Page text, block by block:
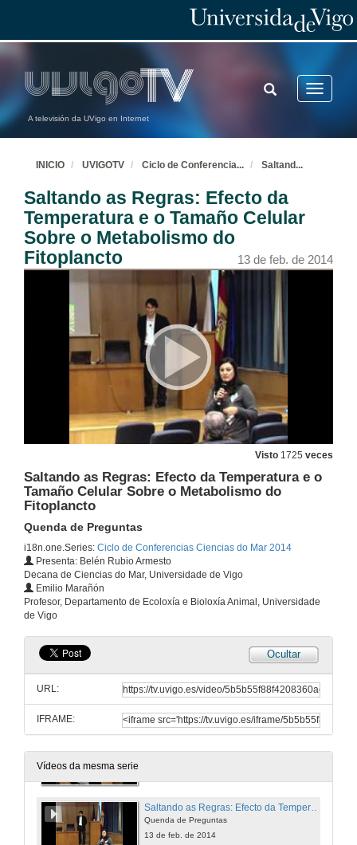
A televisión da UVigo en Internet
Toggle
TOGGLE
SEARCH
INICIO UVIGOTV Ciclo de Conferencia... Saltand...
Saltando as Regras: Efecto da
Temperatura e o Tamaño Celular
Sobre o Metabolismo do
Fitoplancto
13 de feb. de 2014
Visto 1725 veces
Saltando as Regras: Efecto da Temperatura e o
Tamaño Celular Sobre o Metabolismo do
Fitoplancto
Quenda de Preguntas
i18n.one.Series: Ciclo de Conferencias Ciencias do Mar 2014
Presenta: Belén Rubio Armesto
Decana de Ciencias do Mar, Universidade de Vigo
Emilio Marañón
Profesor, Departamento de Ecoloxía e Bioloxía Animal, Universidade
de Vigo
Ocultar
URL:
IFRAME:
Vídeos da mesma serie
6 de feb. de 2014
Conferencia
Mecanismos de Crecemento Cristalino a Nanoescala
Quenda de Preguntas
6 de feb. de 2014
Saltando as Regras: Efecto da Temperatura e o Tamaño Celular Sobre o Metabolismo do Fitoplancto
Saltando as Regras: Efecto da Temperatura e o Tamaño Celular Sobre o Metabolismo do Fitoplancto
Quenda de Preguntas
13 de feb. de 2014